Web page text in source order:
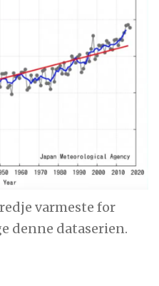
varmeste for
denne dataserien.